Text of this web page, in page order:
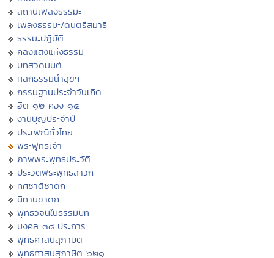
สถานีเพลงธรรมะ
เพลงธรรมะ/ดนตรีสมาธิ
ธรรมะปฏิบัติ
คลังแสงแห่งธรรม
บทสวดมนต์
หลักธรรมนำสุขฯ
กรรมฐานประจำวันเกิด
ฮีต ๑๒ คอง ๑๔
งานบุญประจำปี
ประเพณีทั่วไทย
พระพุทธเจ้า
ภาพพระพุทธประวัติ
ประวัติพระพุทธสาวก
ทศชาติชาดก
นิทานชาดก
พุทธวจนในธรรมบท
มงคล ๓๘ ประการ
พุทธศาสนสุภาษิต
พุทธศาสนสุภาษิต ๖๒๑